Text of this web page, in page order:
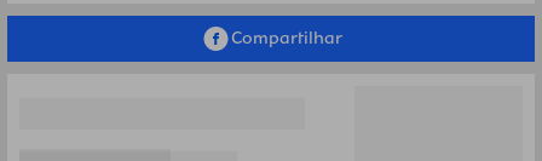
Compartilhar